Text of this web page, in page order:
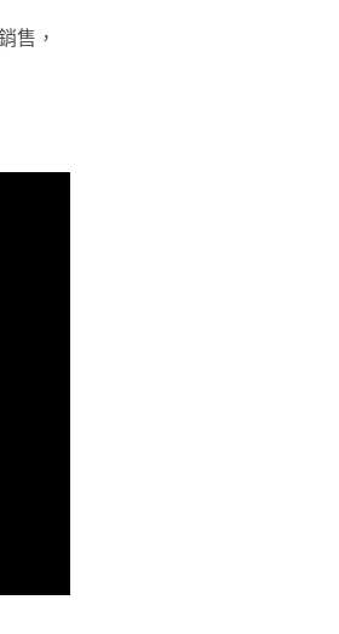
售，